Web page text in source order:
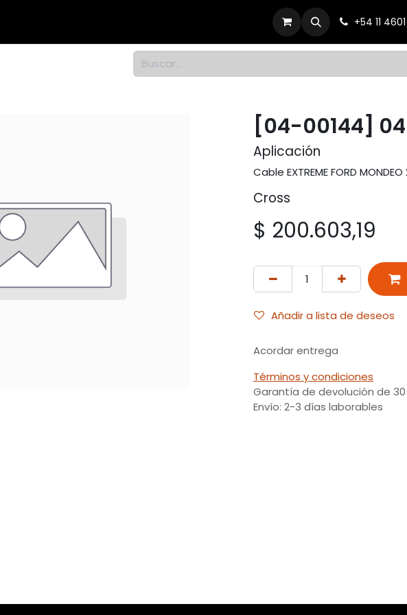
Contacto +54 11 4601
[04-00144]
Aplicación
Cable EXTREME FORD
Cross
$ 200.603,19
Añadir a lista de deseos
Acordar entrega
Términos y condiciones
Garantía de devolución de
Envío: 2-3 días laborables